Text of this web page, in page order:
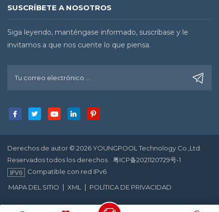
SUSCRÍBETE A NOSOTROS
Siga leyendo, manténgase informado, suscríbase y le
invitamos a que nos cuente lo que piensa.
Derechos de autor © 2026 YOUNGPOOL Technology Co.,Ltd.
Reservados todos los derechos. 粤ICP备2021120729号-1
Compatible con red IPv6
MAPA DEL SITIO
XML POLÍTICA DE PRIVACIDAD